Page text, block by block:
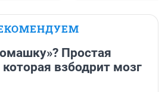
Простая
взбодрит мозг